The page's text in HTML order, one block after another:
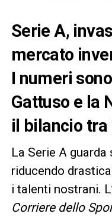
Serie A,
mercato
I numeri
Gattuso e la
il bilancio tra
La Serie A
riducendo
i talenti nostrani.
Corriere dello